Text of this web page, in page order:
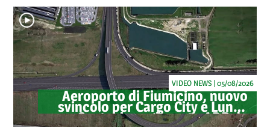
Aeroporto di Fiumicino, nuovo
svincolo per Cargo City e Lunga
Sosta: investimento ADR da
VIDEO NEWS | 05/08/2026